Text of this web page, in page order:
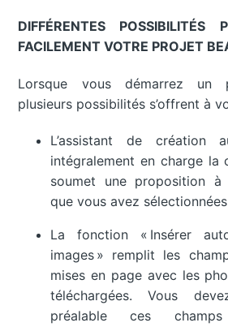
DIFFÉRENTES POSSIBILITÉS
FACILEMENT VOTRE PROJET
Lorsque vous démarrez un
plusieurs possibilités s’offrent à
L’assistant de création
intégralement en charge la
soumet une proposition
que vous avez
La fonction « Insérer
images » remplit les
mises en page avec les
téléchargées. Vous
préalable ces